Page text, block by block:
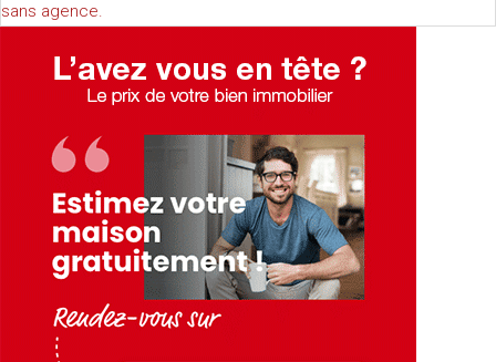
sans agence.